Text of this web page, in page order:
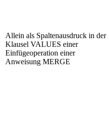
Allein als Spaltenausdruck in der
Klausel VALUES einer
Einfügeoperation einer
Anweisung MERGE